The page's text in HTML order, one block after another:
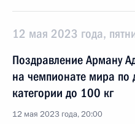
12 мая 2023 года,
Поздравление Арману
на чемпионате мира по
категории до 100 кг
12 мая 2023 года, 20:00